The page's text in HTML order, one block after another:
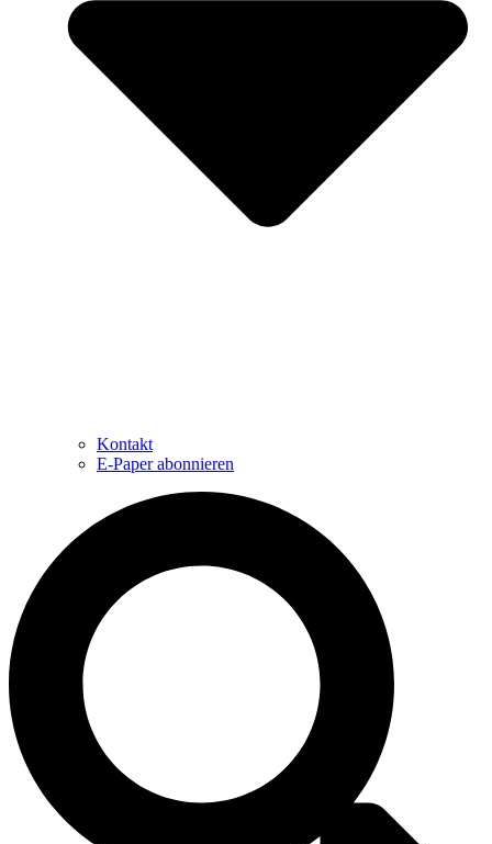
Kontakt
E-Paper abonnieren